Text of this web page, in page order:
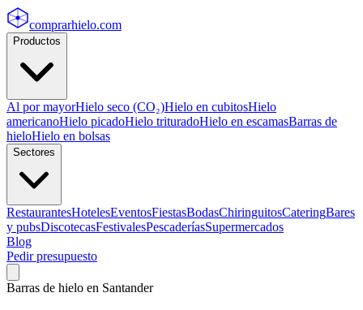
comprarhielo.com
Productos
Al por mayorHielo seco (CO₂)Hielo en cubitosHielo
americanoHielo picadoHielo trituradoHielo en escamasBarras de
hieloHielo en bolsas
Sectores
RestaurantesHotelesEventosFiestasBodasChiringuitosCateringBares
y pubsDiscotecasFestivalesPescaderíasSupermercados
Blog
Pedir presupuesto
Barras de hielo en Santander